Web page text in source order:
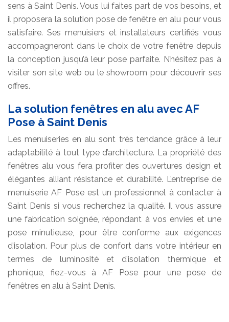
sens à Saint Denis. Vous lui faites part de vos besoins, et
il proposera la solution pose de fenêtre en alu pour vous
satisfaire. Ses menuisiers et installateurs certifiés vous
accompagneront dans le choix de votre fenêtre depuis
la conception jusqu’à leur pose parfaite. N’hésitez pas à
visiter son site web ou le showroom pour découvrir ses
offres.
La solution fenêtres en alu avec AF
Pose à Saint Denis
Les menuiseries en alu sont très tendance grâce à leur
adaptabilité à tout type d’architecture. La propriété des
fenêtres alu vous fera profiter des ouvertures design et
élégantes alliant résistance et durabilité. L’entreprise de
menuiserie AF Pose est un professionnel à contacter à
Saint Denis si vous recherchez la qualité. Il vous assure
une fabrication soignée, répondant à vos envies et une
pose minutieuse, pour être conforme aux exigences
d’isolation. Pour plus de confort dans votre intérieur en
termes de luminosité et d’isolation thermique et
phonique, fiez-vous à AF Pose pour une pose de
fenêtres en alu à Saint Denis.